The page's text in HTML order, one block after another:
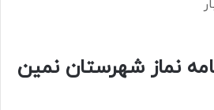
نماز شهرستان نمین